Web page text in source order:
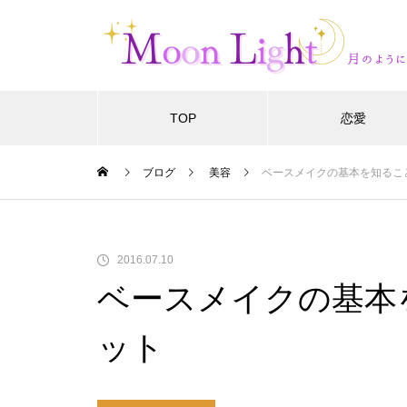
TOP 恋愛
ブログ 美容 ベースメイクの基本を知る
2016.07.10
ベースメイクの基
ット